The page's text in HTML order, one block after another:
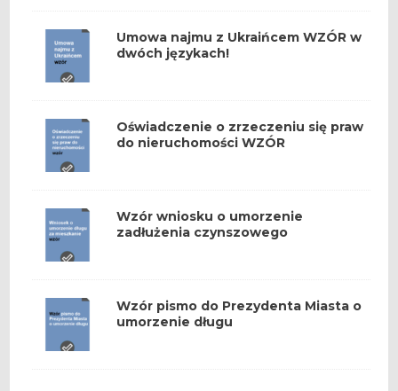
Umowa najmu z Ukraińcem WZÓR w
dwóch językach!
Oświadczenie o zrzeczeniu się praw
do nieruchomości WZÓR
Wzór wniosku o umorzenie
zadłużenia czynszowego
Wzór pismo do Prezydenta Miasta o
umorzenie długu